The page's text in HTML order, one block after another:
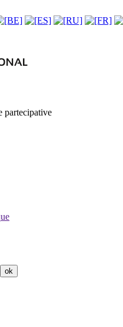
partecipative